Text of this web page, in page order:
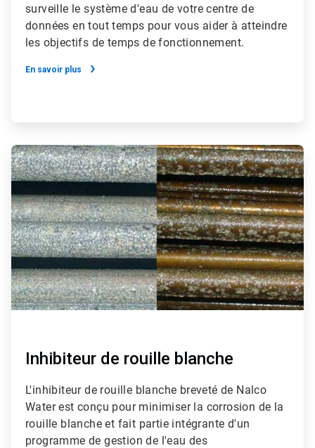
surveille le système d'eau de votre centre de
données en tout temps pour vous aider à atteindre
les objectifs de temps de fonctionnement.
En savoir plus
ArticleTile
5
de
Inhibiteur de rouille blanche
L'inhibiteur de rouille blanche breveté de Nalco
Water est conçu pour minimiser la corrosion de la
rouille blanche et fait partie intégrante d'un
programme de gestion de l'eau des